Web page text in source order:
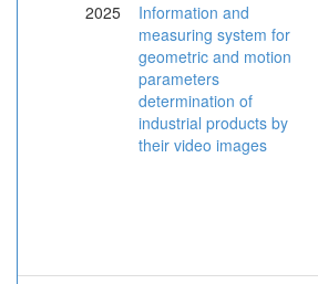
2025
Information and
measuring system for
geometric and motion
parameters
determination of
industrial products by
their video images